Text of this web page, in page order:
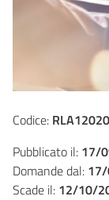
Codice:
Pubblicato il: 17/
Domande dal:
Scade il: 12/10/